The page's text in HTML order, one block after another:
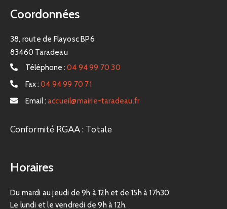
Coordonnées
38, route de Flayosc BP6
83460 Taradeau
Téléphone : 04 94 99 70 30
Fax : 04 94 99 70 71
Email : accueil@mairie-taradeau.fr
Conformité RGAA : Totale
Horaires
Du mardi au jeudi de 9h à 12h et de 15h à 17h30
Le lundi et le vendredi de 9h à 12h.